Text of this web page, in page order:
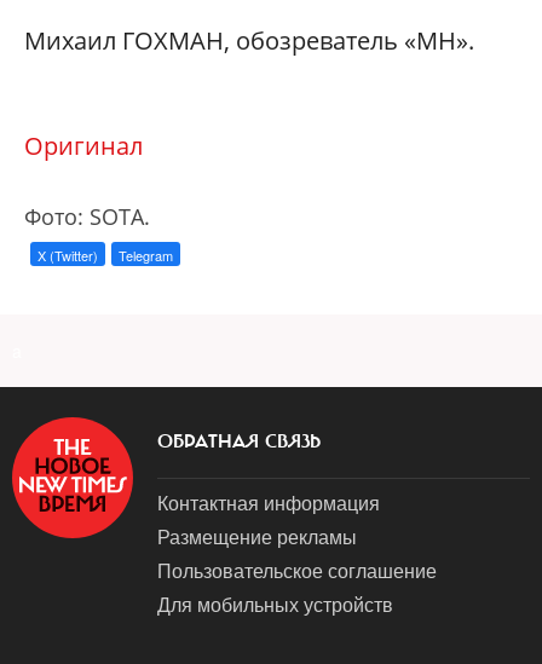
Михаил ГОХМАН, обозреватель «МН»‎.
Оригинал
Фото: SOTA.
X (Twitter) Telegram
ОБРАТНАЯ СВЯЗЬ
Контактная информация
Размещение рекламы
Пользовательское соглашение
Для мобильных устройств